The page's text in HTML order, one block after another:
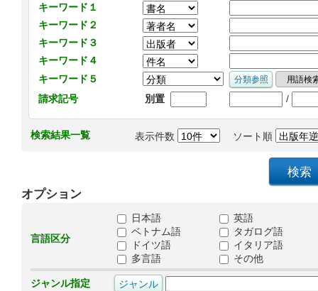
キーワード１
キーワード２
キーワード３
キーワード４
キーワード５
請求記号
別置 /
検索結果一覧 表示件数 ソート順
オプション
言語区分
日本語
英語
ベトナム語
タガログ語
ドイツ語
イタリア語
多言語
その他
ジャンル指定